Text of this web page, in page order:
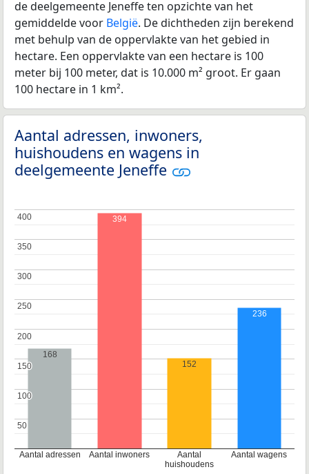
de deelgemeente Jeneffe ten opzichte van het
gemiddelde voor België. De dichtheden zijn berekend
met behulp van de oppervlakte van het gebied in
hectare. Een oppervlakte van een hectare is 100
meter bij 100 meter, dat is 10.000 m² groot. Er gaan
100 hectare in 1 km².
Aantal adressen, inwoners,
huishoudens en wagens in
deelgemeente Jeneffe
Aantal adressen Aantal inwoners
Aantal
huishoudens
Aantal wagens
50
50
100
100
150
150
200
200
250
250
300
300
350
350
400
400
168
394
152
236